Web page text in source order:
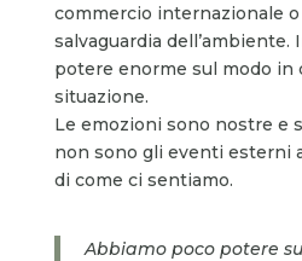
commercio internazionale
salvaguardia dell’ambiente.
potere enorme sul modo in
situazione.
Le emozioni sono nostre e
non sono gli eventi esterni
di come ci sentiamo.
Abbiamo poco potere